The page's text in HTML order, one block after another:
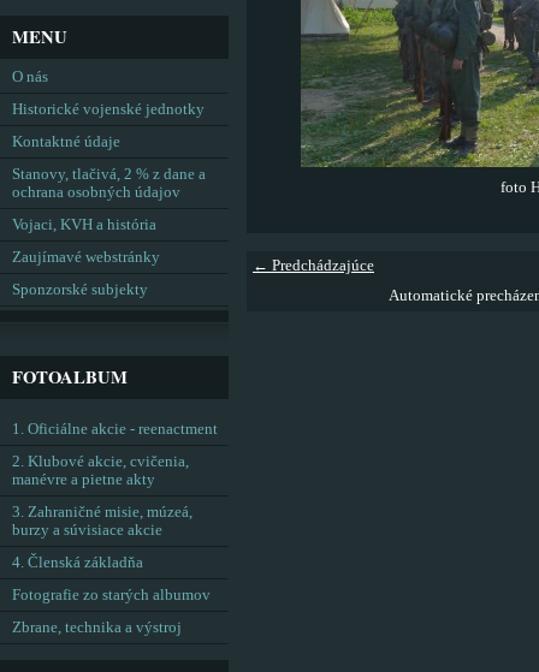
foto
← Predchádzajúce
Automatické
MENU
O nás
Historické vojenské jednotky
Kontaktné údaje
Stanovy, tlačivá, 2 % z dane a
ochrana osobných údajov
Vojaci, KVH a história
Zaujímavé webstránky
Sponzorské subjekty
FOTOALBUM
1. Oficiálne akcie - reenactment
2. Klubové akcie, cvičenia,
manévre a pietne akty
3. Zahraničné misie, múzeá,
burzy a súvisiace akcie
4. Členská základňa
Fotografie zo starých albumov
Zbrane, technika a výstroj